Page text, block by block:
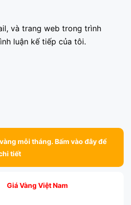
và trang web trong trình
luận kế tiếp của tôi.
mỗi tháng. Bấm vào đây để
tiết
Giá Vàng Việt Nam